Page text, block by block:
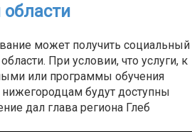
может получить социальный
При условии, что услуги, к
или программы обучения
нижегородцам будут доступны
дал глава региона Глеб